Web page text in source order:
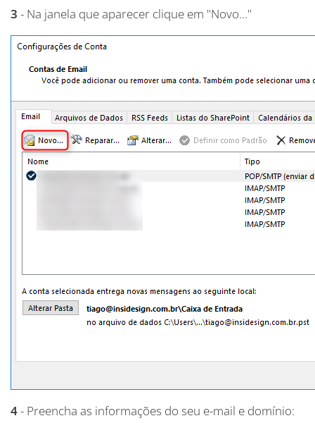
3 - Na janela que aparecer clique em "Novo..."
4- Preencha as informações do seu e-mail e domínio: